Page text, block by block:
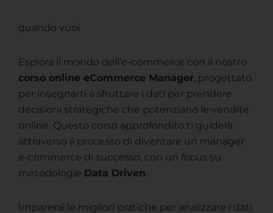
quando vuoi
Esplora il mondo dell’e-commerce con il nostro
corso online eCommerce Manager, progettato
per insegnarti a sfruttare i dati per prendere
decisioni strategiche che potenziano le vendite
online. Questo corso approfondito ti guiderà
attraverso il processo di diventare un manager
e-commerce di successo, con un focus su
metodologie Data Driven.
Imparerai le migliori pratiche per analizzare i dati